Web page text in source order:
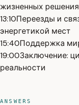
жизненных
13:10Переезды и
энергетикой мест
15:40Поддержка
19:00Заключение:
реальности
ANSWERS